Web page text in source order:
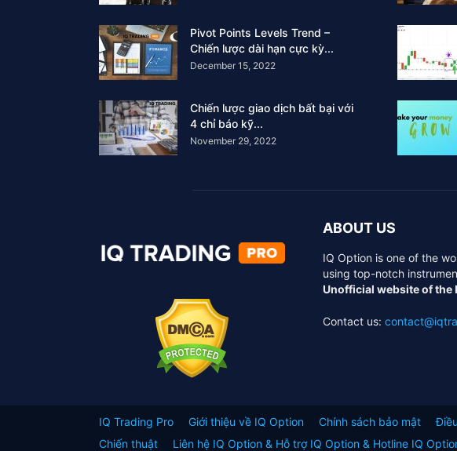
Pivot Points Levels Trend –
Chiến lược dài hạn cực kỳ...
December 15, 2022
Chiến lược giao dịch bất bại với
4 chỉ báo kỹ...
November 29, 2022
ABOUT US
IQ Option is one of the
using top-notch
Unofficial website of the
Contact us:
IQ Trading Pro Giới thiệu về IQ Option Chính sách bảo mật
Chiến thuật
Liên hệ IQ Option & Hỗ trợ IQ Option & Hotline IQ